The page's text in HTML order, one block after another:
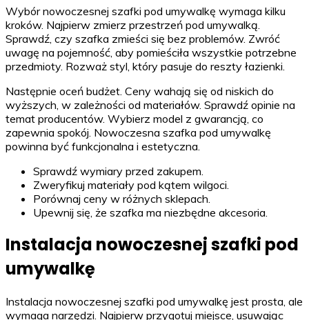
Wybór nowoczesnej szafki pod umywalkę wymaga kilku
kroków. Najpierw zmierz przestrzeń pod umywalką.
Sprawdź, czy szafka zmieści się bez problemów. Zwróć
uwagę na pojemność, aby pomieściła wszystkie potrzebne
przedmioty. Rozważ styl, który pasuje do reszty łazienki.
Następnie oceń budżet. Ceny wahają się od niskich do
wyższych, w zależności od materiałów. Sprawdź opinie na
temat producentów. Wybierz model z gwarancją, co
zapewnia spokój. Nowoczesna szafka pod umywalkę
powinna być funkcjonalna i estetyczna.
Sprawdź wymiary przed zakupem.
Zweryfikuj materiały pod kątem wilgoci.
Porównaj ceny w różnych sklepach.
Upewnij się, że szafka ma niezbędne akcesoria.
Instalacja nowoczesnej szafki pod
umywalkę
Instalacja nowoczesnej szafki pod umywalkę jest prosta, ale
wymaga narzędzi. Najpierw przygotuj miejsce, usuwając